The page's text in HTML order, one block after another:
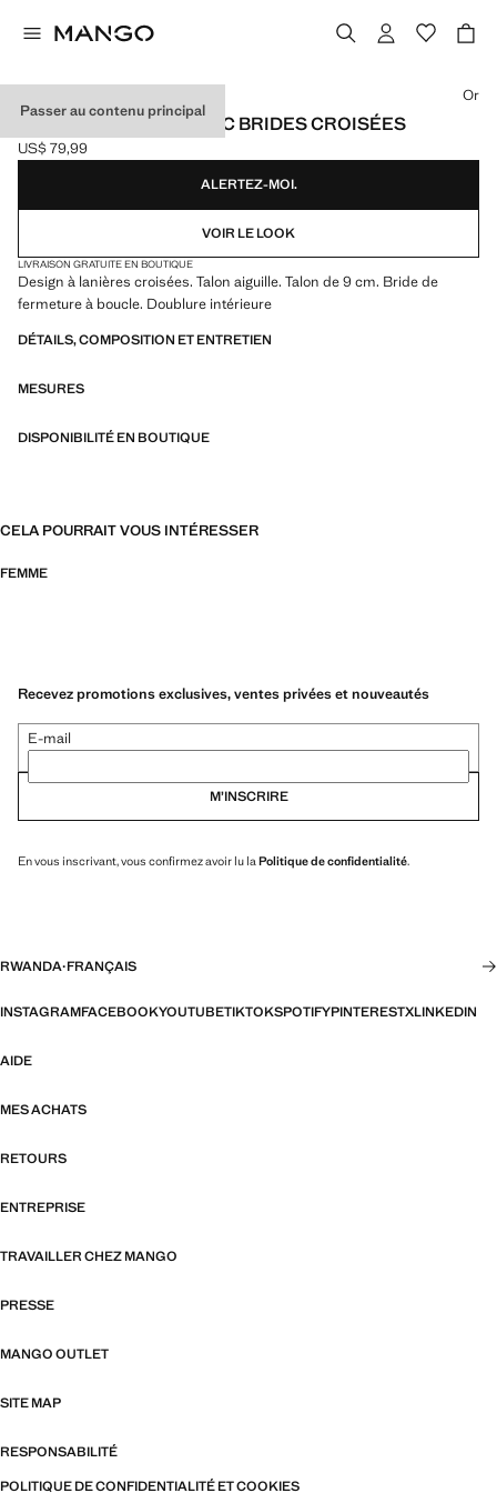
Passer au contenu principal
SANDALE À TALON AVEC BRIDES CROISÉES
Prix actuel [US$ 79,99 ]
US$ 79,99
Choisissez une couleur
Or
ALERTEZ-MOI.
VOIR LE LOOK
LIVRAISON GRATUITE EN BOUTIQUE
Design à lanières croisées. Talon aiguille. Talon de 9 cm. Bride de
fermeture à boucle. Doublure intérieure
DÉTAILS, COMPOSITION ET ENTRETIEN
MESURES
DISPONIBILITÉ EN BOUTIQUE
CELA POURRAIT VOUS INTÉRESSER
FEMME
Recevez promotions exclusives, ventes privées et nouveautés
E-mail
M’INSCRIRE
En vous inscrivant, vous confirmez avoir lu la Politique de confidentialité.
RWANDA·FRANÇAIS
INSTAGRAMFACEBOOKYOUTUBETIKTOKSPOTIFYPINTERESTXLINKEDIN
AIDE
MES ACHATS
RETOURS
ENTREPRISE
TRAVAILLER CHEZ MANGO
PRESSE
MANGO OUTLET
SITE MAP
RESPONSABILITÉ
POLITIQUE DE CONFIDENTIALITÉ ET COOKIES